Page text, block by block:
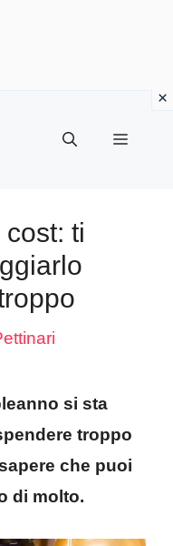
Menu
ti
si sta
troppo
che puoi
di molto.